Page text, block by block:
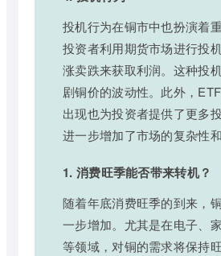
投机行为在铜市中也扮演着
投资者利用期货市场进行投
涨卖跌来获取利润。这种投
剧铜价的波动性。此外，
出现也为投资者提供了更多
进一步增加了市场的复杂性和
1. 消费旺季能否带来转机？
随着年底消费旺季的到来，
一步增加。尤其是在电子、
等领域，对铜的需求将保持